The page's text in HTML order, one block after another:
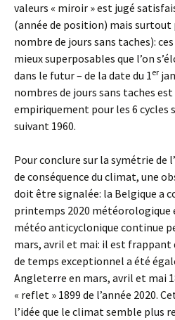
valeurs « miroir » est jugé
(année de position) mais surtout
nombre de jours sans taches):
mieux superposables que l’on
dans le futur – de la date du 1er
nombres de jours sans taches
empiriquement pour les 6 cycles
suivant 1960.
Pour conclure sur la symétrie de
de conséquence du climat, une
doit être signalée: la Belgique a
printemps 2020 météorologique
météo anticyclonique continue
mars, avril et mai: il est frappant
de temps exceptionnel a été
Angleterre en mars, avril et mai
« reflet » 1899 de l’année 2020.
l’idée que le climat semble plus